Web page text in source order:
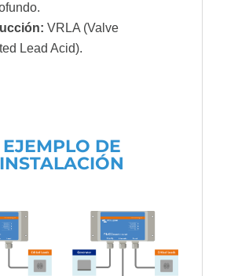
VRLA (Valve
Lead Acid).
EJEMPLO DE
INSTALACIÓN